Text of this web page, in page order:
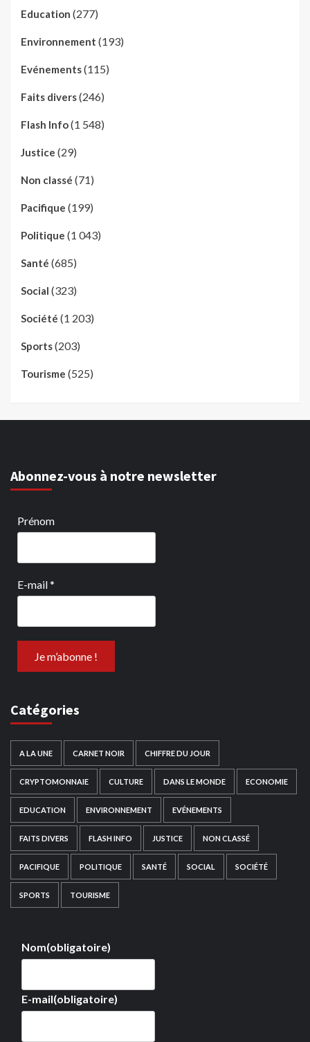
Education (277)
Environnement (193)
Evénements(115)
Faits divers(246)
Flash Info(1 548)
Justice (29)
Non classé (71)
Pacifique (199)
Politique (1 043)
Santé (685)
Social (323)
Société (1 203)
Sports(203)
Tourisme (525)
Abonnez-vous à notre newsletter
Prénom
E-mail*
Catégories
A LA UNE CARNET NOIR CHIFFRE DU JOUR
CRYPTOMONNAIE CULTURE DANS LE MONDE ECONOMIE
EDUCATION ENVIRONNEMENT EVÉNEMENTS
FAITS DIVERS FLASH INFO JUSTICE NON CLASSÉ
PACIFIQUE POLITIQUE SANTÉ SOCIAL SOCIÉTÉ
SPORTS TOURISME
Nom(obligatoire)
E-mail(obligatoire)